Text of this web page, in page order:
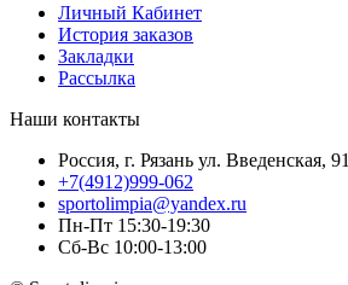
Личный Кабинет
История заказов
Закладки
Рассылка
Наши контакты
Россия, г. Рязань ул. Введенская, 91
+7(4912)999-062
sportolimpia@yandex.ru
Пн-Пт 15:30-19:30
Сб-Вс 10:00-13:00